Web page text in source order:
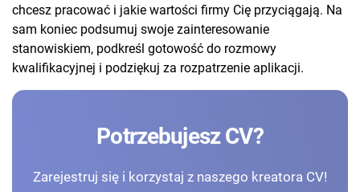
chcesz pracować i jakie wartości firmy Cię przyciągają. Na
sam koniec podsumuj swoje zainteresowanie
stanowiskiem, podkreśl gotowość do rozmowy
kwalifikacyjnej i podziękuj za rozpatrzenie aplikacji.
Potrzebujesz CV?
Zarejestruj się i korzystaj z naszego kreatora CV!